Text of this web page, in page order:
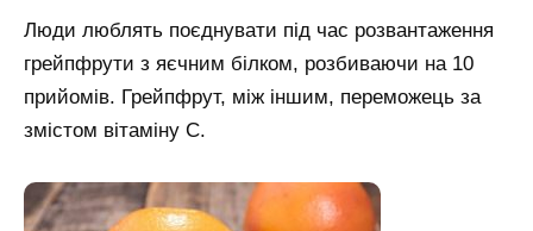
Люди люблять поєднувати під час розвантаження
грейпфрути з яєчним білком, розбиваючи на 10
прийомів. Грейпфрут, між іншим, переможець за
змістом вітаміну С.